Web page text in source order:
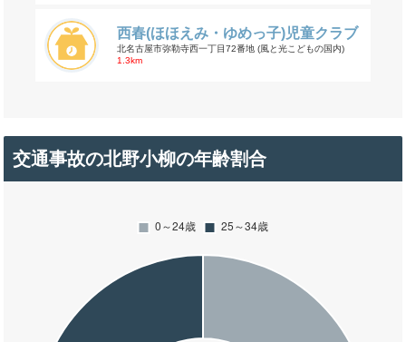
西春(ほほえみ・ゆめっ子)児童クラブ
北名古屋市弥勒寺西一丁目72番地 (風と光こどもの国内)
1.3km
交通事故の北野小柳の年齢割合